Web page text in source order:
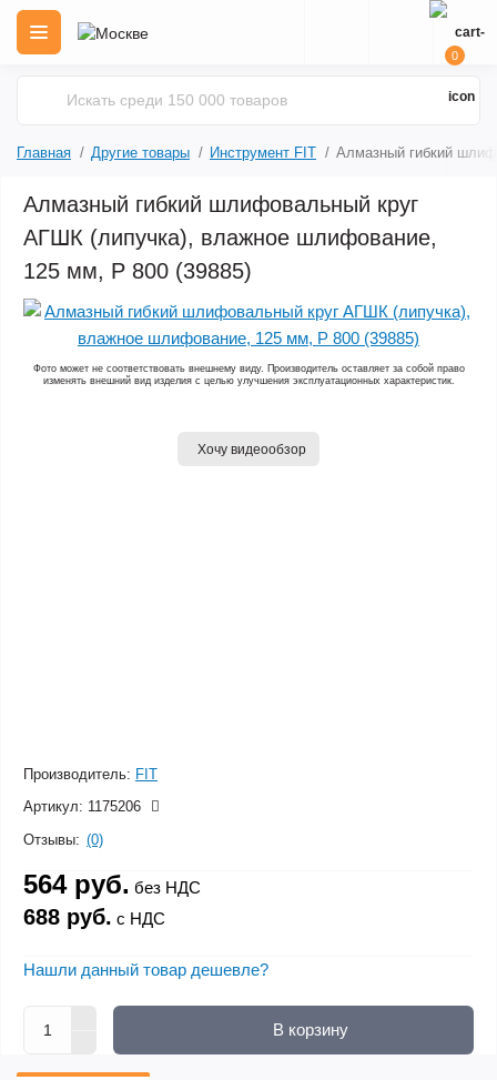
0
Главная Другие товары Инструмент FIT Алмазный гибкий
Алмазный гибкий шлифовальный круг
АГШК (липучка), влажное шлифование,
125 мм, Р 800 (39885)
Фото может не соответствовать внешнему виду. Производитель оставляет за собой право
изменять внешний вид изделия с целью улучшения эксплуатационных характеристик.
Хочу видеообзор
Производитель: FIT
Артикул: 1175206
Отзывы: (0)
564 руб. без НДС
688 руб. с НДС
Нашли данный товар дешевле?
В корзину